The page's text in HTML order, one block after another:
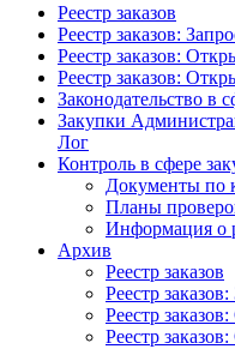
Реестр заказов
Реестр заказов:
Реестр заказов:
Реестр заказов:
Законодательство в
Закупки
Лог
Контроль в сфере
Документы по
Планы
Информация о
Архив
Реестр заказов
Реестр
Реестр
Реестр